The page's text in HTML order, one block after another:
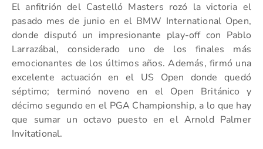
El anfitrión del Castelló Masters rozó la victoria el
pasado mes de junio en el BMW International Open,
donde disputó un impresionante play-off con Pablo
Larrazábal, considerado uno de los finales más
emocionantes de los últimos años. Además, firmó una
excelente actuación en el US Open donde quedó
séptimo; terminó noveno en el Open Británico y
décimo segundo en el PGA Championship, a lo que hay
que sumar un octavo puesto en el Arnold Palmer
Invitational.